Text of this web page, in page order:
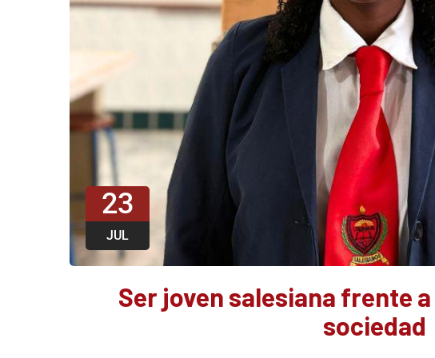
23
JUL
Ser joven salesiana frente
sociedad